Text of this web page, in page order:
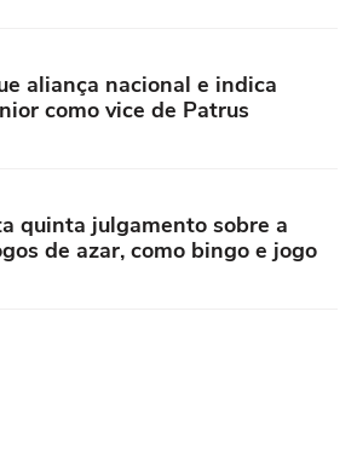
aliança nacional e indica
como vice de Patrus
quinta julgamento sobre a
de azar, como bingo e jogo